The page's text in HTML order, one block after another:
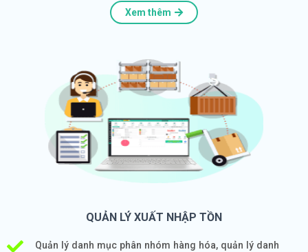
Xem thêm
QUẢN LÝ XUẤT NHẬP TỒN
Quản lý danh mục phân nhóm hàng hóa, quản lý danh